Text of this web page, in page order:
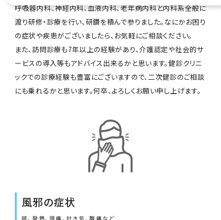
呼吸器内科、神経内科、血液内科、老年病内科と内科系全般に
渡り研修・診療を行い、研鑽を積んで参りました。なにかお困り
の症状や疾患がございましたら、お気軽にご相談ください。
また、訪問診療も7年以上の経験があり、介護認定や社会的サ
ービスの導入等もアドバイス出来るかと思います。健診クリニ
ックでの診療経験も豊富にございますので、二次健診のご相談
にも乗れるかと思います。何卒、よろしくお願い申し上げます。
風邪の症状
咳、発熱、頭痛、吐き気、腹痛など